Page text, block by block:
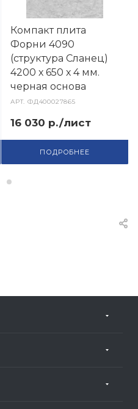
Компакт плита
Форни 4090
(структура Сланец)
4200 х 650 х 4 мм.
черная основа
АРТ.ФД400027865
16 030 р./лист
ПОДРОБНЕЕ